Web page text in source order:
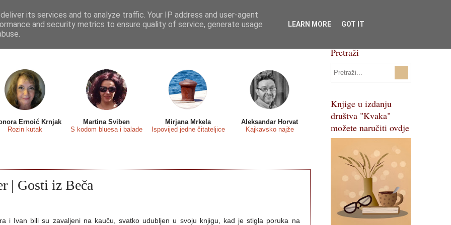
sa... Predstavljamo Osvrti Recenzije Eseji Svi natječaji
Pojmovnik
Ernoić Krnjak
Rozin kutak
Martina Sviben
S kodom bluesa i balade
Mirjana Mrkela
Ispovijed jedne čitateljice
Aleksandar Horvat
Kajkavsko najže
| Gosti iz Beča
i Ivan bili su zavaljeni na kauču, svatko udubljen u svoju knjigu, kad je stigla poruka na
Pretraži
Knjige u izdanju
društva "Kvaka"
možete naručiti ovdje
its services and to analyze traffic. Your IP address and user-agent
and security metrics to ensure quality of service, generate usage
LEARN MORE GOT IT